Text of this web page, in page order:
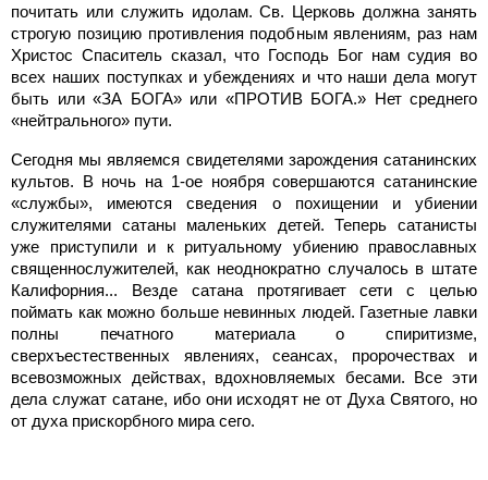
почитать или служить идолам. Св. Церковь должна занять
строгую позицию противления подобным явлениям, раз нам
Христос Спаситель сказал, что Господь Бог нам судия во
всех наших поступках и убеждениях и что наши дела могут
быть или «ЗА БОГА» или «ПРОТИВ БОГА.» Нет среднего
«нейтрального» пути.
Сегодня мы являемся свидетелями зарождения сатанинских
культов. В ночь на 1-ое ноября совершаются сатанинские
«службы», имеются сведения о похищении и убиении
служителями сатаны маленьких детей. Теперь сатанисты
уже приступили и к ритуальному убиению православных
священнослужителей, как неоднократно случалось в штате
Калифорния... Везде cатана протягивает сети с целью
поймать как можно больше невинных людей. Газетные лавки
полны печатного материала о спиритизме,
сверхъестественных явлениях, сеансах, пророчествах и
всевозможных действах, вдохновляемых бесами. Все эти
дела служат сатане, ибо они исходят не от Духа Святого, но
от духа прискорбного мира сего.